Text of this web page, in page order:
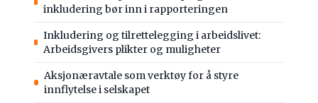
inkludering bør inn i rapporteringen
Inkludering og tilrettelegging i arbeidslivet:
Arbeidsgivers plikter og muligheter
Aksjonæravtale som verktøy for å styre
innflytelse i selskapet